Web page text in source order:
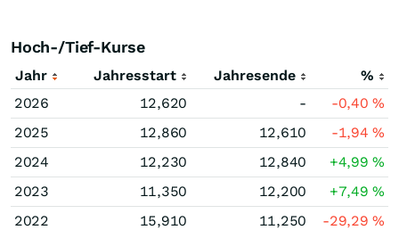
Hoch-/Tief-Kurse
Jahr Jahresstart Jahresende
%
2026
12,620 - -0,40%
2025
12,860 12,610 -1,94%
2024
12,230 12,840 +4,99%
2023
11,350 12,200 +7,49%
2022
15,910 11,250 -29,29%